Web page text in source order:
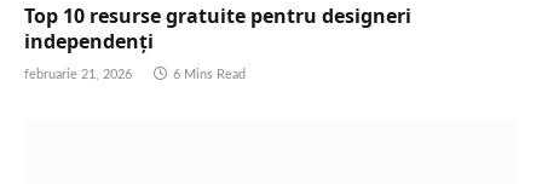
Top 10 resurse gratuite pentru designeri
independenți
februarie 21, 2026 6 Mins Read